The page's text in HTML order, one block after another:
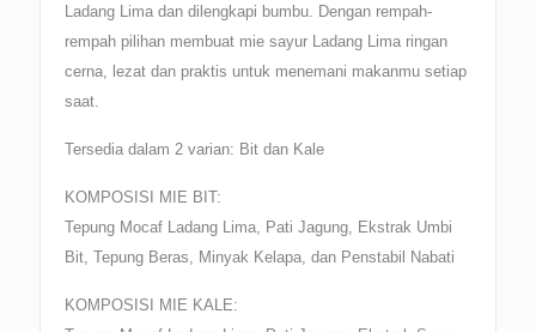
Ladang Lima dan dilengkapi bumbu. Dengan rempah-
rempah pilihan membuat mie sayur Ladang Lima ringan
cerna, lezat dan praktis untuk menemani makanmu setiap
saat.
Tersedia dalam 2 varian: Bit dan Kale
KOMPOSISI MIE BIT:
Tepung Mocaf Ladang Lima, Pati Jagung, Ekstrak Umbi
Bit, Tepung Beras, Minyak Kelapa, dan Penstabil Nabati
KOMPOSISI MIE KALE: